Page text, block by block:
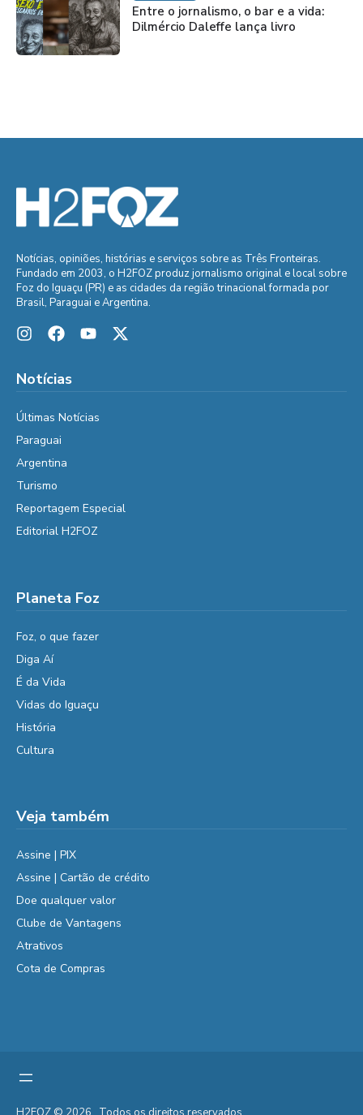
Entre o jornalismo, o bar e a vida:
Dilmércio Daleffe lança livro
Notícias, opiniões, histórias e serviços sobre as Três Fronteiras.
Fundado em 2003, o H2FOZ produz jornalismo original e local sobre
Foz do Iguaçu (PR) e as cidades da região trinacional formada por
Brasil, Paraguai e Argentina.
Notícias
Últimas Notícias
Paraguai
Argentina
Turismo
Reportagem Especial
Editorial H2FOZ
Planeta Foz
Foz, o que fazer
Diga Aí
É da Vida
Vidas do Iguaçu
História
Cultura
Veja também
Assine | PIX
Assine | Cartão de crédito
Doe qualquer valor
Clube de Vantagens
Atrativos
Cota de Compras